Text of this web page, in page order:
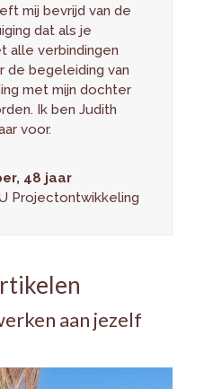
mij bevrijd van de
dat als je
alle verbindingen
de begeleiding van
met mijn dochter
Ik ben Judith
voor.
48 jaar
Projectontwikkeling
aan jezelf